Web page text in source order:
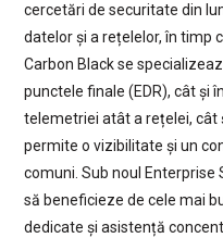
cercetări de securitate din
datelor și a rețelelor, în timp
Carbon Black se
punctele finale (EDR), cât și
telemetriei atât a rețelei, cât
permite o vizibilitate și un
comuni. Sub noul Enterprise
să beneficieze de cele mai
dedicate și asistență